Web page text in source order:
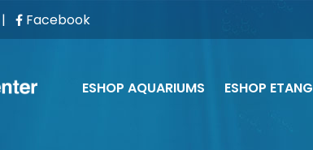
| Facebook
ESHOP AQUARIUMS ESHOP ETANG